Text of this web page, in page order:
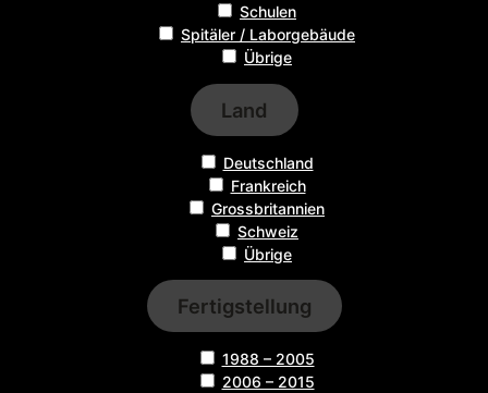
Schulen
Spitäler / Laborgebäude
Übrige
Land
Deutschland
Frankreich
Grossbritannien
Schweiz
Übrige
Fertigstellung
1988 – 2005
2006 – 2015